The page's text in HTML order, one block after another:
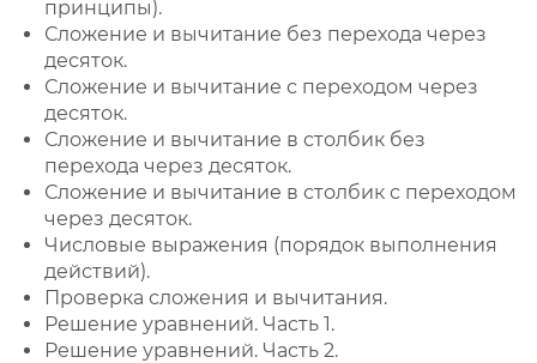
принципы).
Сложение и вычитание без перехода через
десяток.
Сложение и вычитание с переходом через
десяток.
Сложение и вычитание в столбик без
перехода через десяток.
Сложение и вычитание в столбик с переходом
через десяток.
Числовые выражения (порядок выполнения
действий).
Проверка сложения и вычитания.
Решение уравнений. Часть 1.
Решение уравнений. Часть 2.